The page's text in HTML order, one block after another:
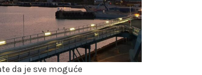
da je sve moguće